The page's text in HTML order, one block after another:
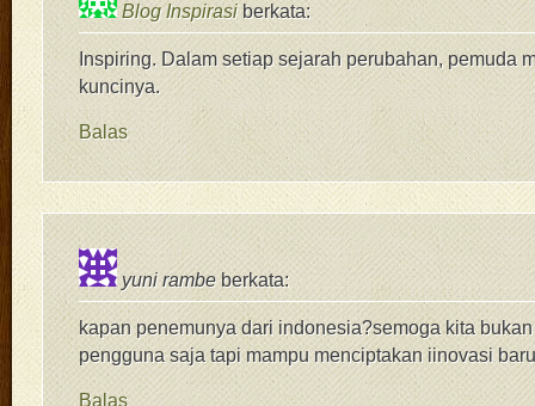
Blog Inspirasi berkata:
Inspiring. Dalam setiap sejarah perubahan, pemuda
kuncinya.
Balas
yuni rambe berkata:
kapan penemunya dari indonesia?semoga kita
pengguna saja tapi mampu menciptakan iinovasi
Balas